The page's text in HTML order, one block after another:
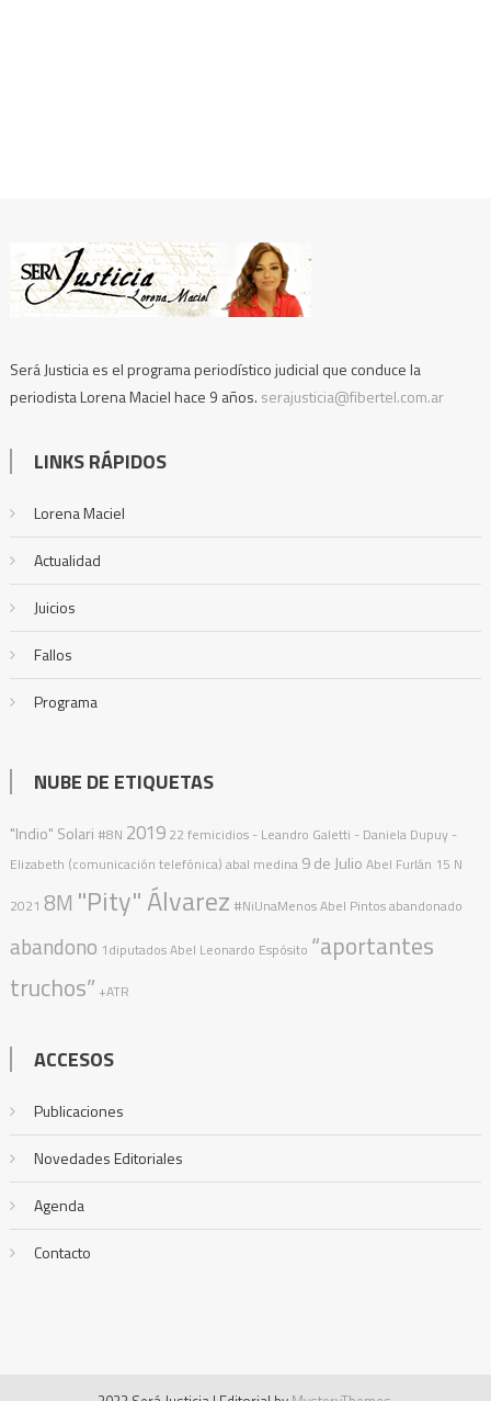
Será Justicia es el programa periodístico judicial que conduce la
periodista Lorena Maciel hace 9 años. serajusticia@fibertel.com.ar
LINKS RÁPIDOS
Lorena Maciel
Actualidad
Juicios
Fallos
Programa
NUBE DE ETIQUETAS
"Indio" Solari #8N 2019 22 femicidios - Leandro Galetti - Daniela Dupuy -
Elizabeth (comunicación telefónica) abal medina 9 de Julio Abel Furlán 15 N
2021 8M "Pity" Álvarez #NiUnaMenosAbel Pintosabandonado
abandono 1diputadosAbel Leonardo Espósito “aportantes
truchos” +ATR
ACCESOS
Publicaciones
Novedades Editoriales
Agenda
Contacto